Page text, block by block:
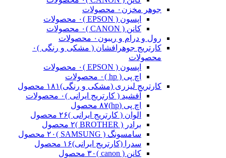
جوهر مخزن ۰ محصولات
اپسون ( EPSON )
۰ محصولات
کانن ( CANON )
۰ محصولات
رول و درام و ریبون ۰ محصولات
کارتریج جوهرافشان ( مشکی و رنگی )۰
محصولات
اپسون ( EPSON )
۰ محصولات
اچ پی ( hp )
۰ محصولات
کارتریج لیزری (مشکی و رنگی)۱۸۱ محصول
آفشید ( کارتریج ایرانی )۰ محصولات
اچ پی (hp)
۸۷ محصول
الوان ( کارتریج ایرانی )۲۶ محصول
برادر ( BROTHER )
۲ محصول
سامسونگ ( SAMSUNG )
۲۰ محصول
سدرا (کارتریج ایرانی)۱۶ محصول
کانن ( canon )
۳۰ محصول